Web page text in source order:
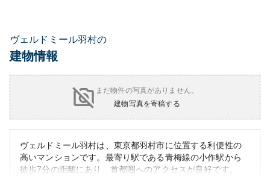
ヴェルドミール羽村の
建物情報
まだ物件の写真がありません。
建物写真を寄稿する
ヴェルドミール羽村は、東京都羽村市に位置する利便性の
高いマンションです。最寄り駅である青梅線の小作駅から
徒歩7分の距離にあり、首都圏へのアクセスが良好です。